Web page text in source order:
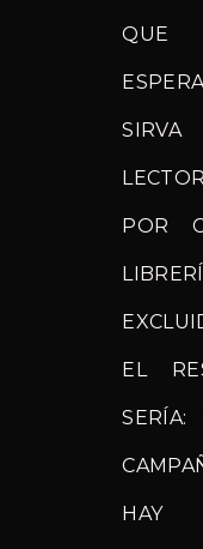
QUE
POR
EL
HAY